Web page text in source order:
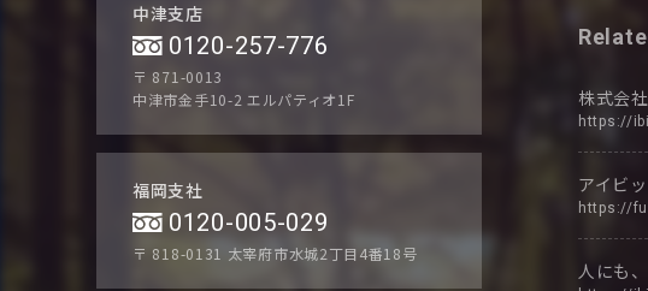
中津支店
0120-257-776
〒 871-0013
中津市金手10-2 エルパティオ1F
福岡支社
0120-005-029
〒 818-0131 太宰府市水城2丁目4番18号
株式会
https://
アイビ
https://
人にも